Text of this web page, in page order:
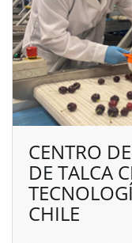
CENTRO
DE TALCA
CHILE